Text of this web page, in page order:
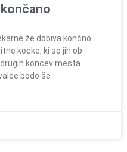
že dobiva končno
kocke, ki so jih ob
koncev mesta.
bodo še